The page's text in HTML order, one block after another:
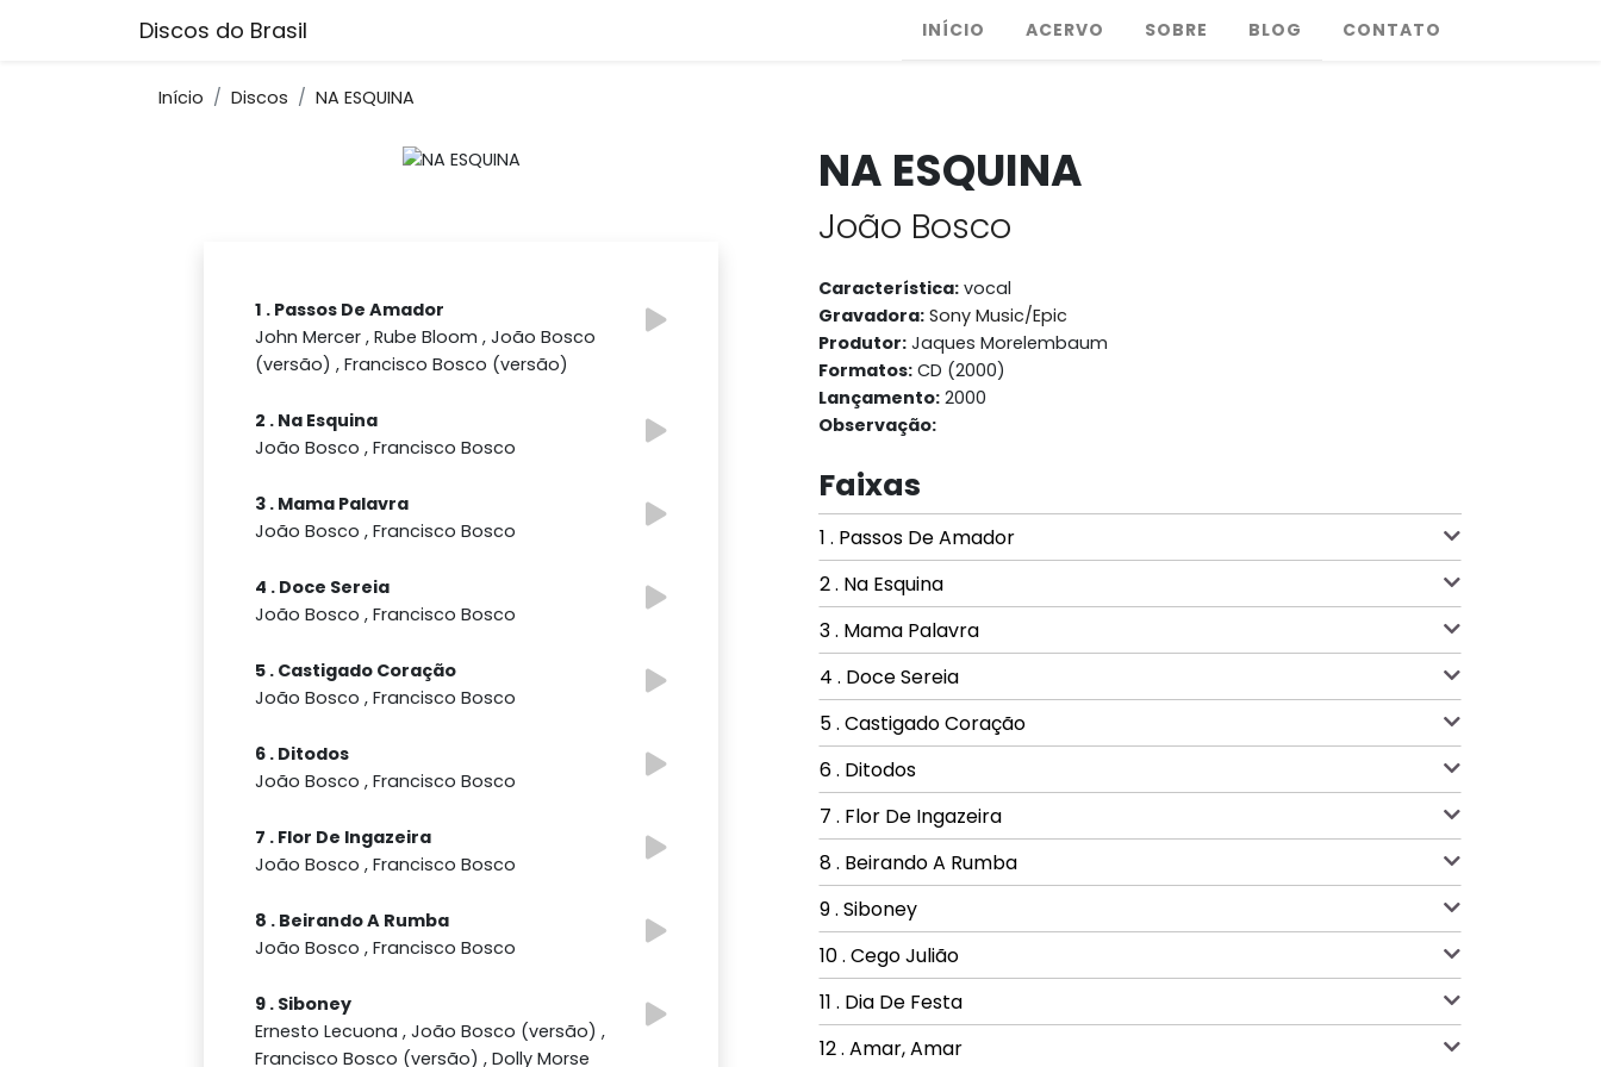
Discos do Brasil INÍCIO ACERVO SOBRE BLOG CONTATO
Início Discos NA ESQUINA
1 . Passos De Amador
John Mercer , Rube Bloom , João Bosco
(versão) , Francisco Bosco (versão)
2 . Na Esquina
João Bosco , Francisco Bosco
3 . Mama Palavra
João Bosco , Francisco Bosco
4 . Doce Sereia
João Bosco , Francisco Bosco
5 . Castigado Coração
João Bosco , Francisco Bosco
6 . Ditodos
João Bosco , Francisco Bosco
7 . Flor De Ingazeira
João Bosco , Francisco Bosco
8 . Beirando A Rumba
João Bosco , Francisco Bosco
9 . Siboney
Ernesto Lecuona , João Bosco (versão) ,
Francisco Bosco (versão) , Dolly Morse
NA ESQUINA
João Bosco
Característica: vocal
Gravadora: Sony Music/Epic
Produtor: Jaques Morelembaum
Formatos: CD (2000)
Lançamento: 2000
Observação:
Faixas
1 . Passos De Amador
2 . Na Esquina
3 . Mama Palavra
4 . Doce Sereia
5 . Castigado Coração
6 . Ditodos
7 . Flor De Ingazeira
8 . Beirando A Rumba
9 . Siboney
10 . Cego Julião
11 . Dia De Festa
12 . Amar, Amar